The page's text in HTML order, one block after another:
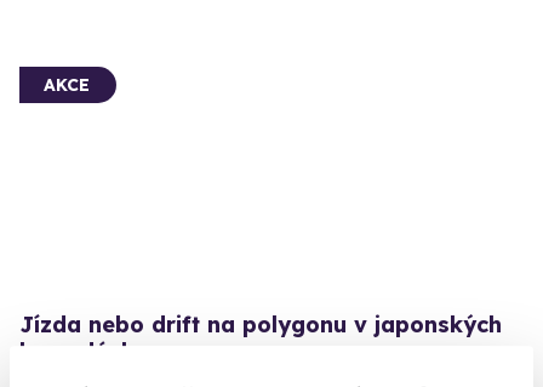
AKCE
Jízda nebo drift na polygonu v japonských
legendách